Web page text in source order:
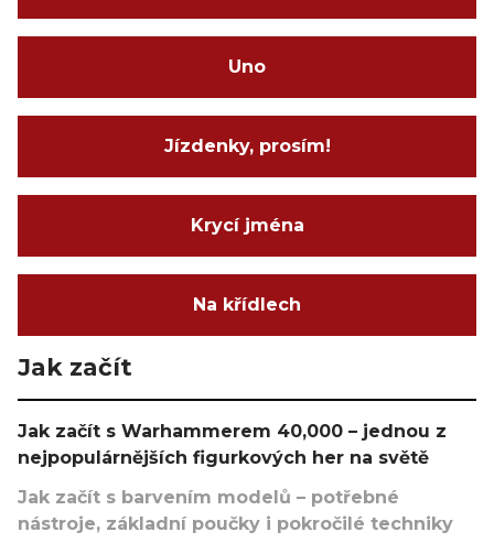
Uno
Jízdenky, prosím!
Krycí jména
Na křídlech
Jak začít
Jak začít s Warhammerem 40,000 – jednou z
nejpopulárnějších figurkových her na světě
Jak začít s barvením modelů – potřebné
nástroje, základní poučky i pokročilé techniky